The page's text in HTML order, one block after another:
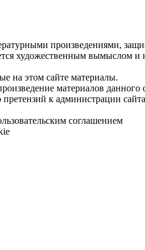
произведениями,
художественным вымыслом
на этом сайте материалы.
материалов
к администрации
соглашением